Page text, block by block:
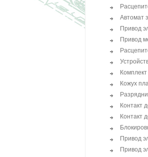
Автомат
Привод
Привод
Кожух
Контакт
Контакт
Привод
Привод